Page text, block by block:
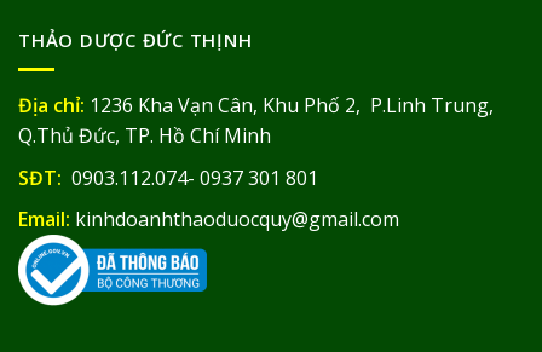
THẢO DƯỢC ĐỨC THỊNH
Địa chỉ: 1236 Kha Vạn Cân, Khu Phố 2, P.Linh Trung,
Q.Thủ Đức, TP. Hồ Chí Minh
SĐT: 0903.112.074- 0937 301 801
Email: kinhdoanhthaoduocquy@gmail.com